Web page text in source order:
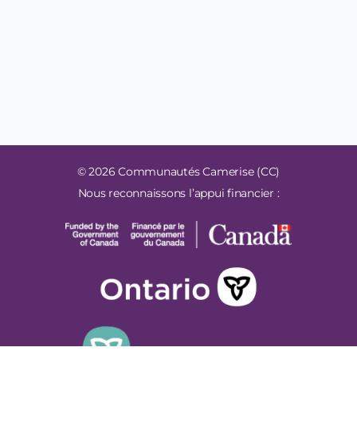
© 2026 Communautés Camerise (CC)
Nous reconnaissons l’appui financier :